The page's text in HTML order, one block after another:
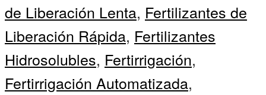
de Liberación Lenta, Fertilizantes de
Liberación Rápida, Fertilizantes
Hidrosolubles, Fertirrigación,
Fertirrigación Automatizada,